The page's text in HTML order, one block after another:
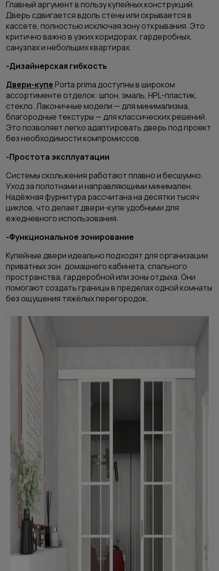
Главный аргумент в пользу купейных конструкций.
Дверь сдвигается вдоль стены или скрывается в
кассете, полностью исключая зону открывания. Это
критично важно в узких коридорах, гардеробных,
санузлах и небольших квартирах.
-Дизайнерская гибкость
Двери-купеPorta prima доступны в широком
ассортименте отделок: шпон, эмаль, HPL-пластик,
стекло. Лаконичные модели — для минимализма,
благородные текстуры — для классических решений.
Это позволяет легко адаптировать дверь под проект
без необходимости компромиссов.
-Простота эксплуатации
Системы скольжения работают плавно и бесшумно.
Уход за полотнами и направляющими минимален.
Надёжная фурнитура рассчитана на десятки тысяч
циклов, что делает двери-купе удобными для
ежедневного использования.
-Функциональное зонирование
Купейные двери идеально подходят для организации
приватных зон: домашнего кабинета, спального
пространства, гардеробной или зоны отдыха. Они
помогают создать границы в пределах одной комнаты
без ощущения тяжёлых перегородок.